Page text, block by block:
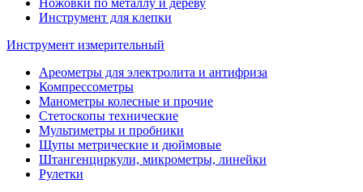
Ножовки по металлу и дереву
Инструмент для клепки
Инструмент измерительный
Ареометры для электролита и антифриза
Компрессометры
Манометры колесные и прочие
Стетоскопы технические
Мультиметры и пробники
Щупы метрические и дюймовые
Штангенциркули, микрометры, линейки
Рулетки